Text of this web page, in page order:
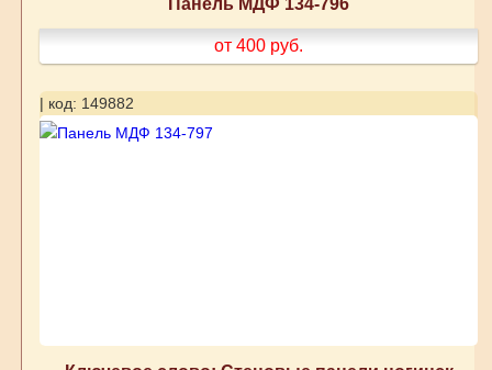
от 400 руб.
| код: 149882